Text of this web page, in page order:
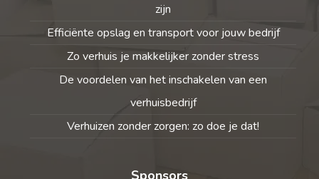
zijn
Efficiënte opslag en transport voor jouw bedrijf
Zo verhuis je makkelijker zonder stress
De voordelen van het inschakelen van een
verhuisbedrijf
Verhuizen zonder zorgen: zo doe je dat!
Sponsors